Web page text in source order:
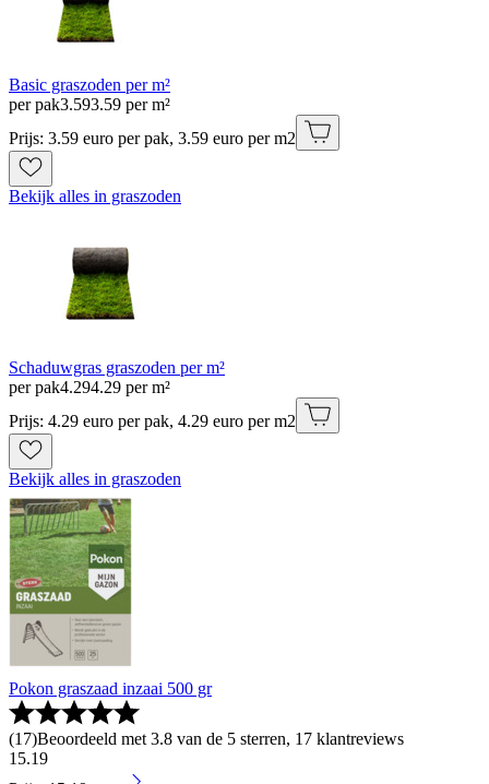
Basic graszoden per m²
per pak3.593.59 per m²
Prijs: 3.59 euro per pak, 3.59 euro per m2
Bekijk alles in graszoden
Schaduwgras graszoden per m²
per pak4.294.29 per m²
Prijs: 4.29 euro per pak, 4.29 euro per m2
Bekijk alles in graszoden
Pokon graszaad inzaai 500 gr
(17)Beoordeeld met 3.8 van de 5 sterren, 17 klantreviews
15.19